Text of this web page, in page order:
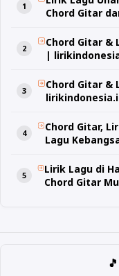
Chord Gitar
Chord Gitar &
|
Chord Gitar &
Chord Gitar,
Lagu
Lirik Lagu di
Chord Gitar